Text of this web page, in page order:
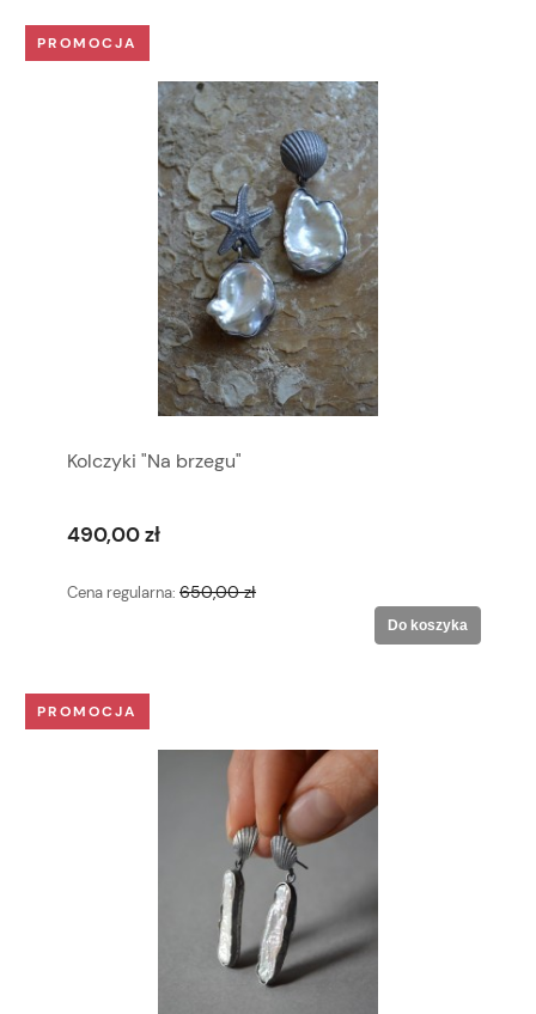
Kolczyki "Na brzegu"
490,00 zł
Cena regularna: 650,00 zł
Do koszyka
PROMOCJA
PROMOCJA